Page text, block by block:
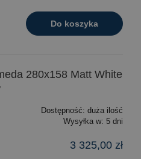
Do koszyka
280x158 Matt White
Dostępność: duża ilość
Wysyłka w: 5 dni
3 325,00 zł